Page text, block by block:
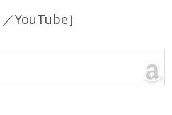
／YouTube］